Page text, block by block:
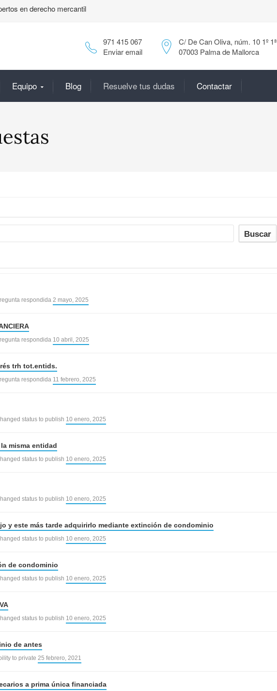
en derecho mercantil
C/ De Can Oliva, núm. 10 1º 1ª
07003 Palma de Mallorca
971 415 067
Enviar email
Equipo Blog Resuelve tus dudas Contactar
Buscar
respondida 2 mayo, 2025
respondida 10 abril, 2025
trh tot.entids.
respondida 11 febrero, 2025
status to publish 10 enero, 2025
misma entidad
status to publish 10 enero, 2025
status to publish 10 enero, 2025
y este más tarde adquirirlo mediante extinción de condominio
status to publish 10 enero, 2025
de condominio
status to publish 10 enero, 2025
status to publish 10 enero, 2025
de antes
to private 25 febrero, 2021
a prima única financiada